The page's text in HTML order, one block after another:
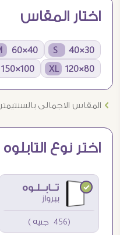
اختار المقاس
30×40 S
40×60 M
80×120 XL
100×150 XXL
Ö المقاس الاجمالى بالسنتيمتر
اختر نوع التابلوه
(456 جنيه )